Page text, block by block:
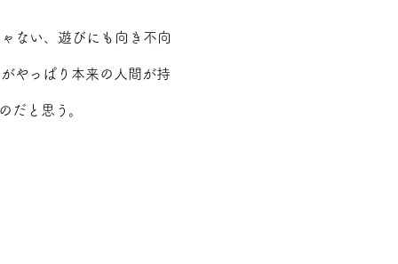
ない、遊びにも向き不向
やっぱり本来の人間が持
だと思う。